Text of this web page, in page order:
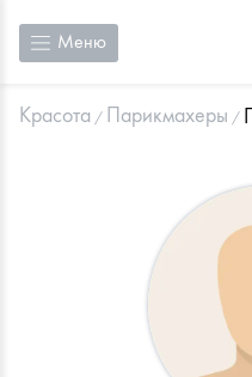
Меню
Красота Парикмахеры